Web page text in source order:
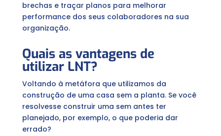
brechas e traçar planos para melhorar
performance dos seus colaboradores na sua
organização.
Quais as vantagens de
utilizar LNT?
Voltando à metáfora que utilizamos da
construção de uma casa sem a planta. Se você
resolvesse construir uma sem antes ter
planejado, por exemplo, o que poderia dar
errado?